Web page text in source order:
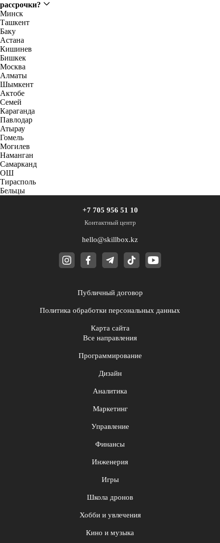
рассрочки?
Минск
Ташкент
Баку
Астана
Кишинев
Бишкек
Москва
Алматы
Шымкент
Актобе
Семей
Караганда
Павлодар
Атырау
Гомель
Могилев
Наманган
Самарканд
ОШ
Тирасполь
Бельцы
+7 705 956 51 10
Контактный центр
hello@skillbox.kz
Публичный договор
Политика обработки персональных данных
Карта сайта
Все направления
Программирование
Дизайн
Аналитика
Маркетинг
Управление
Финансы
Инженерия
Игры
Школа дронов
Хобби и увлечения
Кино и музыка